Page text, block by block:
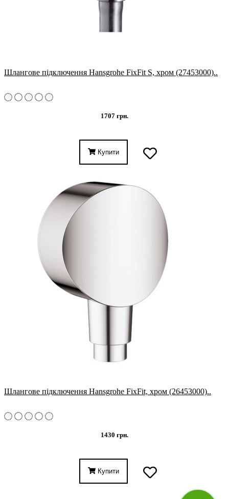
Шлангове підключення Hansgrohe FixFit S, хром (27453000)..
1707 грн.
Купити
Шлангове підключення Hansgrohe FixFit, хром (26453000)..
1430 грн.
Купити